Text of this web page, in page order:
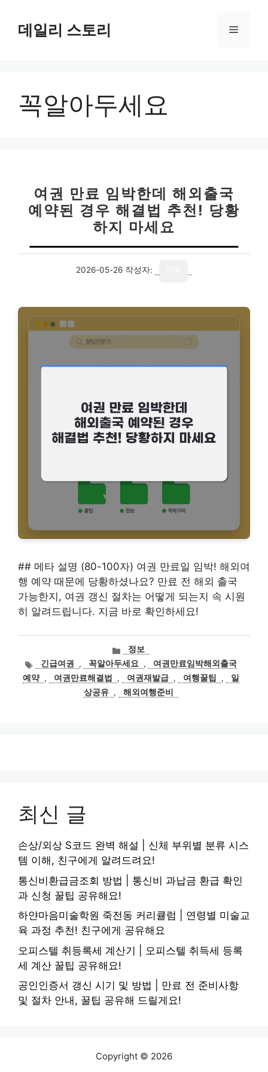
데일리 스토리 메
꼭알아두세요
여권 만료 임박한데 해외출국
예약된 경우 해결법 추천! 당황
하지 마세요
2026-05-26 작성자:
## 메타 설명 (80-100자) 여권 만료일 임박! 해외여
행 예약 때문에 당황하셨나요? 만료 전 해외 출국
가능한지, 여권 갱신 절차는 어떻게 되는지 속 시원
히 알려드립니다. 지금 바로 확인하세요!
카
테
고
리
정보
태
그
긴급여권 , 꼭알아두세요 ,
여권만료임박해외출국
예약 , 여권만료해결법 , 여권재발급 , 여행꿀팁 ,
일
상공유 , 해외여행준비
최신 글
손상/외상 S코드 완벽 해설 | 신체 부위별 분류 시스
템 이해, 친구에게 알려드려요!
통신비환급금조회 방법 | 통신비 과납금 환급 확인
과 신청 꿀팁 공유해요!
하얀마음미술학원 죽전동 커리큘럼 | 연령별 미술교
육 과정 추천! 친구에게 공유해요
오피스텔 취등록세 계산기 | 오피스텔 취득세 등록
세 계산 꿀팁 공유해요!
공인인증서 갱신 시기 및 방법 | 만료 전 준비사항
및 절차 안내, 꿀팁 공유해 드릴게요!
Copyright © 2026